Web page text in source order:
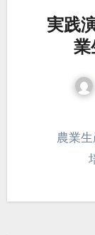
実践
業
農業生産・生産環境班では，キュウリ栽